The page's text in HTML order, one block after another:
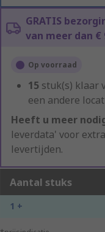
GRATIS
van meer dan €
Op voorraad
15 stuk(s) klaar
een andere
Heeft u meer
leverdata' voor
levertijden.
Aantal stuks
1 +